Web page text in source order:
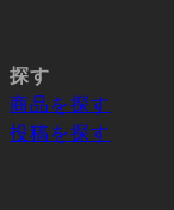
探す
商品を探す
投稿を探す